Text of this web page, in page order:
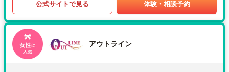
公式サイトで見る 体験・相談予約
アウトライン